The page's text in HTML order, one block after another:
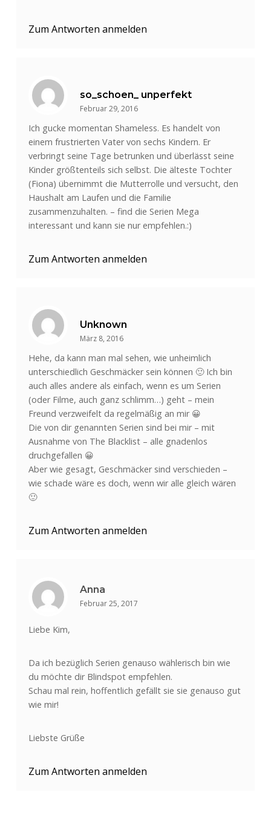
Zum Antworten anmelden
so_schoen_ unperfekt
Februar 29, 2016
Ich gucke momentan Shameless. Es handelt von
einem frustrierten Vater von sechs Kindern. Er
verbringt seine Tage betrunken und überlässt seine
Kinder größtenteils sich selbst. Die älteste Tochter
(Fiona) übernimmt die Mutterrolle und versucht, den
Haushalt am Laufen und die Familie
zusammenzuhalten. – find die Serien Mega
interessant und kann sie nur empfehlen.:)
Zum Antworten anmelden
Unknown
März 8, 2016
Hehe, da kann man mal sehen, wie unheimlich
unterschiedlich Geschmäcker sein können 🙂 Ich bin
auch alles andere als einfach, wenn es um Serien
(oder Filme, auch ganz schlimm…) geht – mein
Freund verzweifelt da regelmäßig an mir 😀
Die von dir genannten Serien sind bei mir – mit
Ausnahme von The Blacklist – alle gnadenlos
druchgefallen 😀
Aber wie gesagt, Geschmäcker sind verschieden –
wie schade wäre es doch, wenn wir alle gleich wären
🙂
Zum Antworten anmelden
Anna
Februar 25, 2017
Liebe Kim,
Da ich bezüglich Serien genauso wählerisch bin wie
du möchte dir Blindspot empfehlen.
Schau mal rein, hoffentlich gefällt sie sie genauso gut
wie mir!
Liebste Grüße
Zum Antworten anmelden